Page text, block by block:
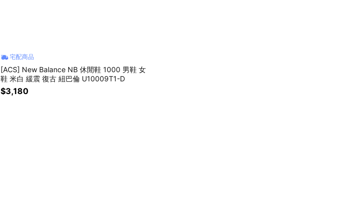
宅配商品
[ACS] New Balance NB 休閒鞋 1000 男鞋 女
鞋 米白 緩震 復古 紐巴倫 U10009T1-D
$3,180